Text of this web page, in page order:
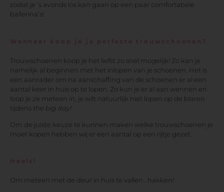
zodat je ’s avonds los kan gaan op een paar comfortabele
ballerina’s!
Wanneer koop je je perfecte trouwschoenen?
Trouwschoenen koop je het liefst zo snel mogelijk! Zo kan je
namelijk al beginnen met het inlopen van je schoenen. Het is
een aanrader om na aanschaffing van de schoenen er al een
aantal keer in huis op te lopen. Zo kun je er al aan wennen en
loop je ze meteen in, je wilt natuurlijk niet lopen op de blaren
tijdens the big day!
Om de juiste keuze te kunnen maken welke trouwschoenen je
moet kopen hebben wij er een aantal op een rijtje gezet.
Heels!
Om meteen met de deur in huis te vallen.. hakken!